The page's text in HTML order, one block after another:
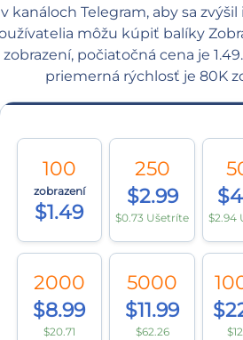
kanáloch Telegram, aby sa
môžu kúpiť balíky
počiatočná cena je
priemerná rýchlosť je 80K
100
zobrazení
$1.49
250
$2.99
$0.73 Ušetríte $2.94
2000
$8.99
$20.71
5000
$11.99
$62.26